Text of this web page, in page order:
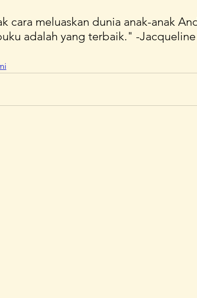
cara meluaskan dunia anak-anak
adalah yang terbaik." -